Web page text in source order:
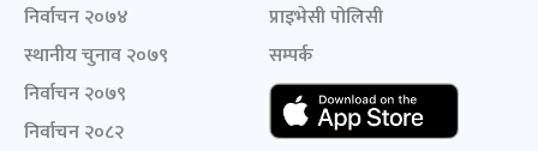
निर्वाचन २०७४
स्थानीय चुनाव २०७९
निर्वाचन २०७९
निर्वाचन २०८२
प्राइभेसी पोलिसी
सम्पर्क